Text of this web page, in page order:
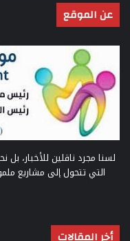
عن الموقع
لسنا مجرد ناقلين للأخبار،
التي تتحول إلى مشاريع
أخر المقالات